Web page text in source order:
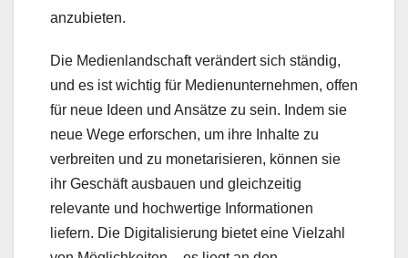
anzubieten.
Die Medienlandschaft verändert sich ständig,
und es ist wichtig für Medienunternehmen, offen
für neue Ideen und Ansätze zu sein. Indem sie
neue Wege erforschen, um ihre Inhalte zu
verbreiten und zu monetarisieren, können sie
ihr Geschäft ausbauen und gleichzeitig
relevante und hochwertige Informationen
liefern. Die Digitalisierung bietet eine Vielzahl